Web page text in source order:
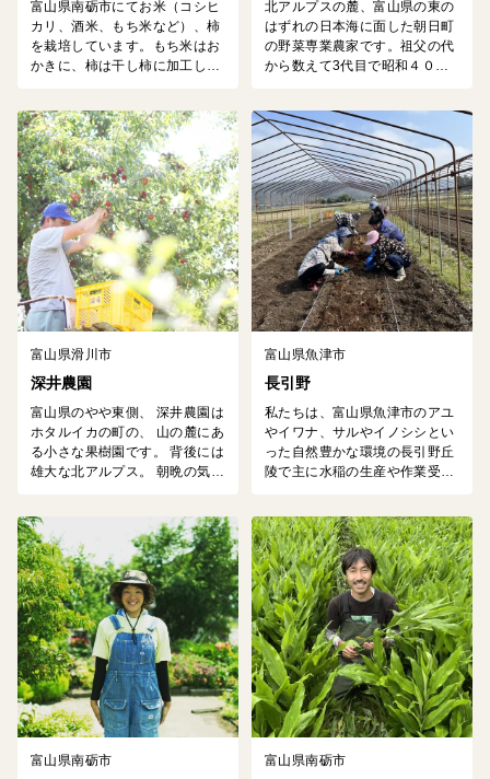
富山県南砺市にてお米（コシヒ
カリ、酒米、もち米など）、柿
を栽培しています。もち米はお
かきに、柿は干し柿に加工して
による土づくり、有機質肥料づ
くりなどを行い、おいしい作物
栽培に努め産直を行っていま
す。
北アルプスの麓、富山県の東の
はずれの日本海に面した朝日町
の野菜専業農家です。祖父の代
から数えて3代目で昭和４０年
リを中心に３０種ほどの野菜を
季節に応じて生産しています。
当地は、黒部川扇状地にあるた
め、豊富な伏流水が湧きだすと
ころで、古くから農業が盛んで
す。野菜は９０％以上が水でで
きてますので、良い水が即うま
い野菜につながるわけです。一
度...
富山県滑川市
深井農園
富山県のやや東側、 深井農園は
ホタルイカの町の、 山の麓にあ
る小さな果樹園です。 背後には
雄大な北アルプス。 朝晩の気温
0種類のりんごと、 ジャム用に
セレクトした 黒いちじくやスモ
モ、桃、 柿などの新鮮な果実た
ち。 農園に併設された工房では
ジャム、りんご蜜、ドライフル
ーツなど 絶妙なタイミン...
富山県魚津市
長引野
私たちは、富山県魚津市のアユ
やイワナ、サルやイノシシとい
った自然豊かな環境の長引野丘
陵で主に水稲の生産や作業受
富山県南砺市 富山県南砺市